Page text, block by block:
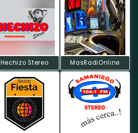
Hechizo Stereo MasRadiOnline